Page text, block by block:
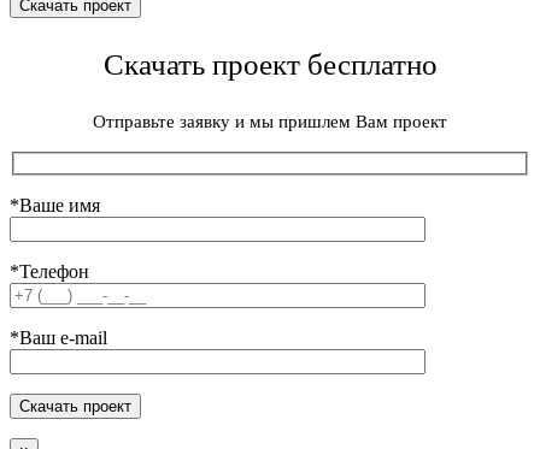
Скачать проект бесплатно
Отправьте заявку и мы пришлем Вам проект
*Ваше имя
*Телефон
*Ваш e-mail